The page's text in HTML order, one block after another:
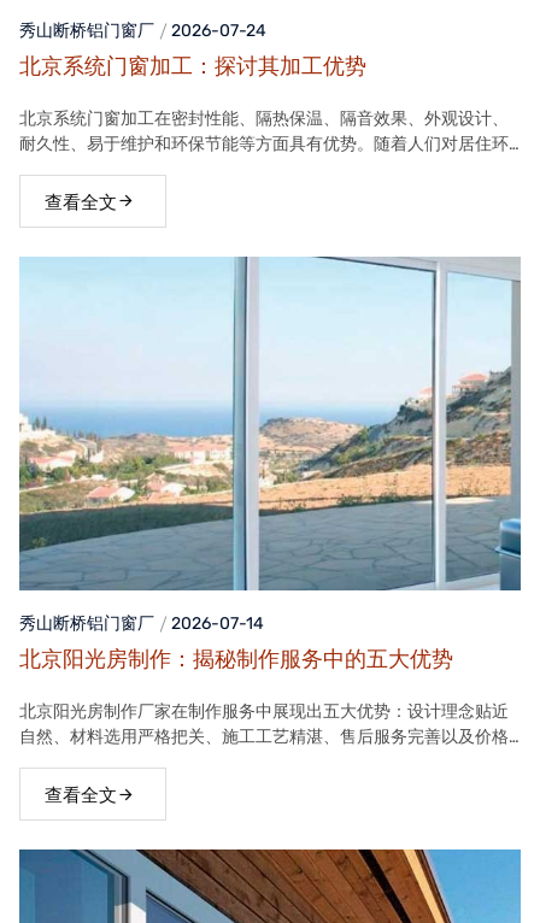
秀山断桥铝门窗厂 2026-07-24
北京系统门窗加工：探讨其加工优势
北京系统门窗加工在密封性能、隔热保温、隔音效果、外观设计、
耐久性、易于维护和环保节能等方面具有优势。随着人们对居住环
位。查看全文
秀山断桥铝门窗厂 2026-07-14
北京阳光房制作：揭秘制作服务中的五大优势
北京阳光房制作厂家在制作服务中展现出五大优势：设计理念贴近
自然、材料选用严格把关、施工工艺精湛、售后服务完善以及价格
查看全文